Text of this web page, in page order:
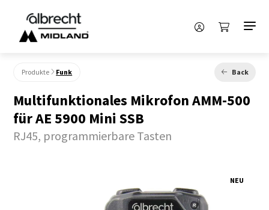
Produkte Funk Back
Multifunktionales Mikrofon AMM-500
für AE 5900 Mini SSB
RJ45, programmierbare Tasten
NEU